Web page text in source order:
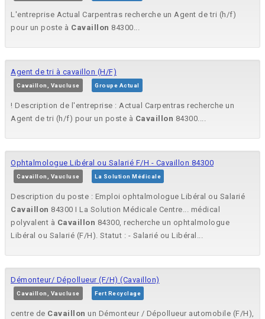
L'entreprise Actual Carpentras recherche un Agent de tri (h/f)
pour un poste à Cavaillon 84300...
Agent de tri à cavaillon (H/F)
Cavaillon, Vaucluse Groupe Actual
! Description de l'entreprise : Actual Carpentras recherche un
Agent de tri (h/f) pour un poste à Cavaillon 84300....
Ophtalmologue Libéral ou Salarié F/H - Cavaillon 84300
Cavaillon, Vaucluse La Solution Médicale
Description du poste : Emploi ophtalmologue Libéral ou Salarié
Cavaillon 84300 I La Solution Médicale Centre... médical
polyvalent à Cavaillon 84300, recherche un ophtalmologue
Libéral ou Salarié (F/H). Statut : - Salarié ou Libéral...
Démonteur/ Dépollueur (F/H) (Cavaillon)
Cavaillon, Vaucluse Fert Recyclage
centre de Cavaillon un Démonteur / Dépollueur automobile (F/H),